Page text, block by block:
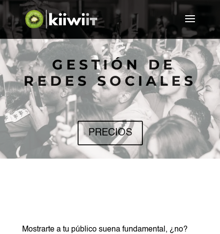
GESTIÓN DE
REDES SOCIALES
PRECIOS
Mostrarte a tu público suena fundamental, ¿no?